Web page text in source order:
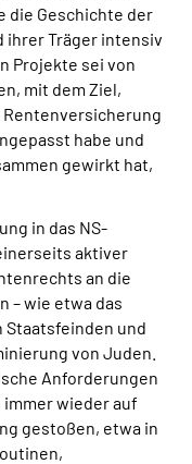
die Geschichte der
ihrer Träger intensiv
Projekte sei von
mit dem Ziel,
habe und
gewirkt hat,
in das NS-
aktiver
an die
– wie etwa das
Staatsfeinden und
von Juden.
Anforderungen
wieder auf
gestoßen, etwa in